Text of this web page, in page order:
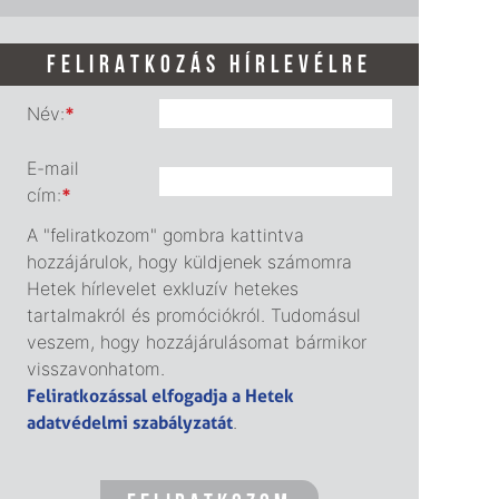
FELIRATKOZÁS HÍRLEVÉLRE
Név:*
E-mail
cím:*
A "feliratkozom" gombra kattintva
hozzájárulok, hogy küldjenek számomra
Hetek hírlevelet exkluzív hetekes
tartalmakról és promóciókról. Tudomásul
veszem, hogy hozzájárulásomat bármikor
visszavonhatom.
Feliratkozással elfogadja a Hetek
adatvédelmi szabályzatát.